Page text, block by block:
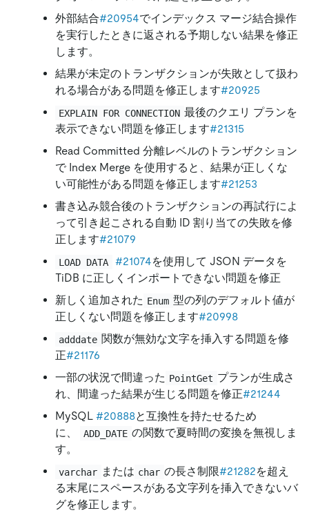
外部結合#20954でインデックス マージ結合操作
を実行したときに返される予期しない結果を修正
します。
結果が未定のトランザクションが失敗として扱わ
れる場合がある問題を修正します#20925
EXPLAIN FOR CONNECTION 最後のクエリ プランを
表示できない問題を修正します#21315
Read Committed 分離レベルのトランザクション
で Index Merge を使用すると、結果が正しくな
い可能性がある問題を修正します#21253
書き込み競合後のトランザクションの再試行によ
って引き起こされる自動 ID 割り当ての失敗を修
正します#21079
LOAD DATA #21074を使用して JSON データを
TiDB に正しくインポートできない問題を修正
新しく追加された Enum 型の列のデフォルト値が
正しくない問題を修正します#20998
adddate 関数が無効な文字を挿入する問題を修
正#21176
一部の状況で間違った PointGet プランが生成さ
れ、間違った結果が生じる問題を修正#21244
MySQL #20888と互換性を持たせるため
に、
ADD_DATE の関数で夏時間の変換を無視しま
す。
varchar または char の長さ制限#21282を超え
る末尾にスペースがある文字列を挿入できないバ
グを修正します。